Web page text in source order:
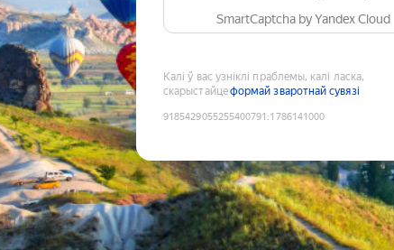
SmartCaptcha by Yandex Cloud
Калі ў вас узніклі праблемы, калі ласка,
скарыстайцеформай зваротнай сувязі
9185429055255400791 :1786141000